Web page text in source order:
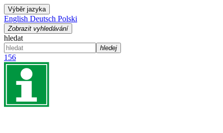
Výběr jazyka
English Deutsch Polski
Zobrazit vyhledávání
hledat
hledej
156